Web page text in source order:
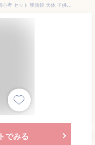
天体望遠鏡 スマホ 撮影 18倍〜150倍!! 初心者 セット 望遠鏡 天体 子供用 小学生 望遠鏡 流れ星 流星群 月 天体観測 ギフト クリスマス 敬老の日
でみる